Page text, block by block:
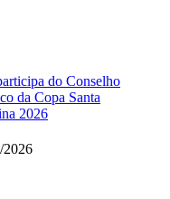
do Conselho
da Copa Santa
2026
2026